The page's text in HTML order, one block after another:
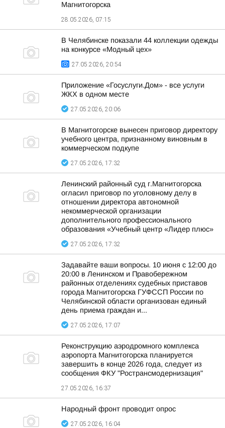
Магнитогорска
28.05.2026, 07:15
В Челябинске показали 44 коллекции одежды
на конкурсе «Модный цех»
27.05.2026, 20:54
Приложение «Госуслуги.Дом» - все услуги
ЖКХ в одном месте
27.05.2026, 20:06
В Магнитогорске вынесен приговор директору
учебного центра, признанному виновным в
коммерческом подкупе
27.05.2026, 17:32
Ленинский районный суд г.Магнитогорска
огласил приговор по уголовному делу в
отношении директора автономной
некоммерческой организации
дополнительного профессионального
образования «Учебный центр «Лидер плюс»
27.05.2026, 17:32
Задавайте ваши вопросы. 10 июня с 12:00 до
20:00 в Ленинском и Правобережном
районных отделениях судебных приставов
города Магнитогорска ГУФССП России по
Челябинской области организован единый
день приема граждан и...
27.05.2026, 17:07
Реконструкцию аэродромного комплекса
аэропорта Магнитогорска планируется
завершить в конце 2026 года, следует из
сообщения ФКУ "Ространсмодернизация"
27.05.2026, 16:37
Народный фронт проводит опрос
27.05.2026, 16:04